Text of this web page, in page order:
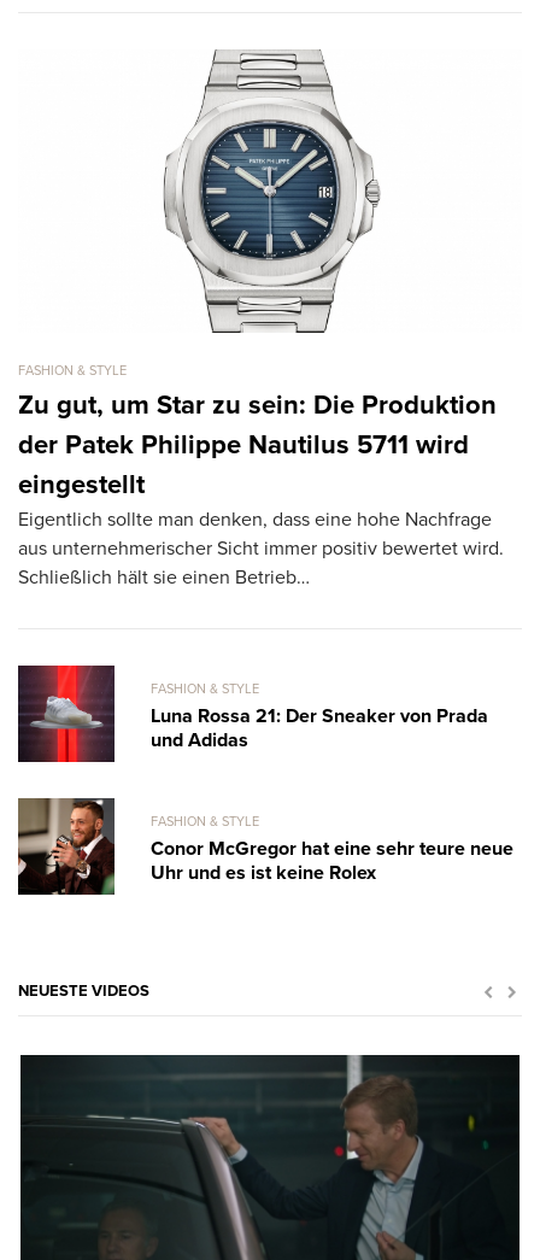
FASHION & STYLE
Zu gut, um Star zu sein: Die Produktion
der Patek Philippe Nautilus 5711 wird
eingestellt
Eigentlich sollte man denken, dass eine hohe Nachfrage
aus unternehmerischer Sicht immer positiv bewertet wird.
Schließlich hält sie einen Betrieb…
FASHION & STYLE
Luna Rossa 21: Der Sneaker von Prada
und Adidas
FASHION & STYLE
Conor McGregor hat eine sehr teure neue
Uhr und es ist keine Rolex
NEUESTE VIDEOS